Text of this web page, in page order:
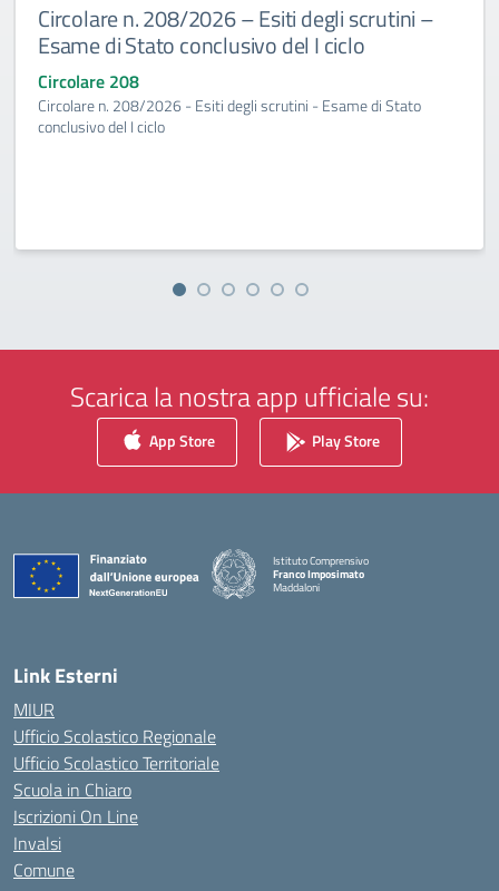
Circolare n. 208/2026 – Esiti degli scrutini –
Esame di Stato conclusivo del I ciclo
Circolare 208
Circolare n. 208/2026 - Esiti degli scrutini - Esame di Stato
conclusivo del I ciclo
Scarica la nostra app ufficiale su:
App Store Play Store
Istituto Comprensivo
Franco Imposimato
Maddaloni
Link Esterni
MIUR
Ufficio Scolastico Regionale
Ufficio Scolastico Territoriale
Scuola in Chiaro
Iscrizioni On Line
Invalsi
Comune